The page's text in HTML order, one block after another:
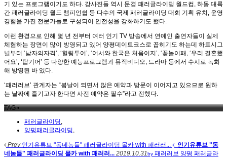
기 있는 프로그램이기도 하다. 강사진들 역시 문경 패러글라이딩 월드컵, 하동 대륙
간 패러글라이딩 월드 챔피언쉽 등 다수의 국제 패러글라이딩 대회 기획 유치, 운영
경험을 가진 전문가들로 구성되어 안전성을 강화하기도 했다.
이런 환경으로 인해 몇 년 전부터 여러 인기 TV 방송에서 연예인 출연자들이 실제
체험하는 장면이 많이 방영되고 있어 양평데이트코스로 꼽히기도 하는데 하트시그
널부터 ‘남자의자격’, ‘힐링투어’, ‘어서와 한국은 처음이지’, ‘꽃놀이패, ‘우리 결혼했
어요’, ‘탑기어’ 등 다양한 예능프로그램과 뮤직비디오, 드라마 등에서 수시로 녹화
해 방영된 바 있다.
‘패러러브’ 관계자는 “봄날이 되면서 많은 예약과 방문이 이어지고 있으므로 원하
는 날짜에 즐기고자 한다면 사전 예약은 필수”라고 전했다.
TAG •
패러글라이딩,
양평패러글라이딩,
Prev인기유튜브 "동네놈들" 패러글라이딩 몰카 with 패러러...
인기유튜브 "동
네놈들" 패러글라이딩 몰카 with 패러러... 2019.10.31by 패러러브 양평 패러글라